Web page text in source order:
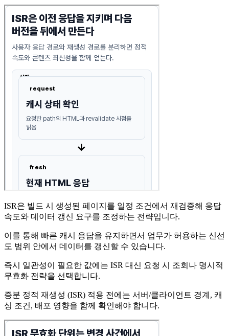
ISR은 빌드 시 생성된 페이지를 일정 조건에서 재검증해 응답
속도와 데이터 갱신 요구를 조정하는 전략입니다.
이를 통해 빠른 캐시 응답을 유지하면서 업무가 허용하는 신선
도 범위 안에서 데이터를 갱신할 수 있습니다.
즉시 일관성이 필요한 값에는 ISR 대신 요청 시 조회나 명시적
무효화 전략을 선택합니다.
증분 정적 재생성 (ISR) 적용 전에는 서버/클라이언트 경계, 캐
싱 조건, 배포 영향을 함께 확인해야 합니다.